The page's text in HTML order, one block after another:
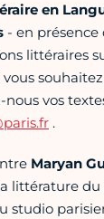
en
- en
littéraires
vous
vos
.
Maryan
littérature du
studio